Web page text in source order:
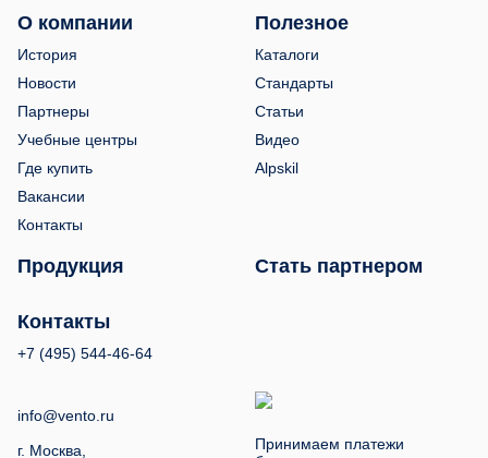
О компании
История
Новости
Партнеры
Учебные центры
Где купить
Вакансии
Контакты
Полезное
Каталоги
Стандарты
Статьи
Видео
Alpskil
Продукция Стать партнером
Контакты
+7 (495) 544-46-64
info@vento.ru
г. Москва,
Принимаем платежи